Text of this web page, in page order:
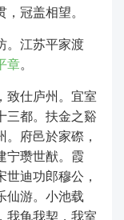
冠盖相望。
。江苏平家渡
章。
致仕庐州。宜室
三都。扶金之谿
府邑於家磜，
宁瓒世猷。霞
迪功郎穆公，
仙游。小池载
我龟我契，我室